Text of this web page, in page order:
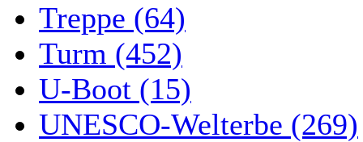
Treppe (64)
Turm (452)
U-Boot (15)
UNESCO-Welterbe (269)